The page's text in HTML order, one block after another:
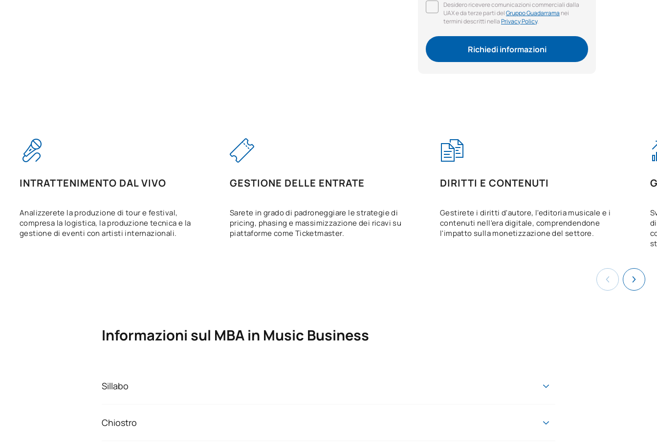
Desidero ricevere comunicazioni commerciali dalla
UAX e da terze parti delGruppo Guadarrama nei
termini descritti nellaPrivacy Policy.
Richiedi informazioni
INTRATTENIMENTO DAL VIVO
Analizzerete la produzione di tour e festival,
compresa la logistica, la produzione tecnica e la
gestione di eventi con artisti internazionali.
GESTIONE DELLE ENTRATE
Sarete in grado di padroneggiare le strategie di
pricing, phasing e massimizzazione dei ricavi su
piattaforme come Ticketmaster.
DIRITTI E CONTENUTI
Gestirete i diritti d'autore, l'editoria musicale e i
contenuti nell'era digitale, comprendendone
l'impatto sulla monetizzazione del settore.
Informazioni sul MBA in Music Business
Sillabo
Chiostro